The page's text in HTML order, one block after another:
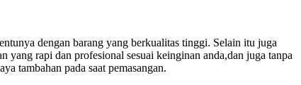
dengan barang yang berkualitas tinggi. Selain itu juga
yang rapi dan profesional sesuai keinginan anda,dan juga tanpa
tambahan pada saat pemasangan.